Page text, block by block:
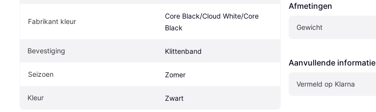
Fabrikant kleur
Core Black/Cloud White/Core
Black
Bevestiging Klittenband
Seizoen Zomer
Kleur Zwart
Afmetingen
Gewicht
Aanvullende informatie
Vermeld op Klarna